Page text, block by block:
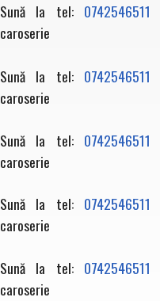
Sună la tel: 0742546511
caroserie
Sună la tel: 0742546511
caroserie
Sună la tel: 0742546511
caroserie
Sună la tel: 0742546511
caroserie
Sună la tel: 0742546511
caroserie